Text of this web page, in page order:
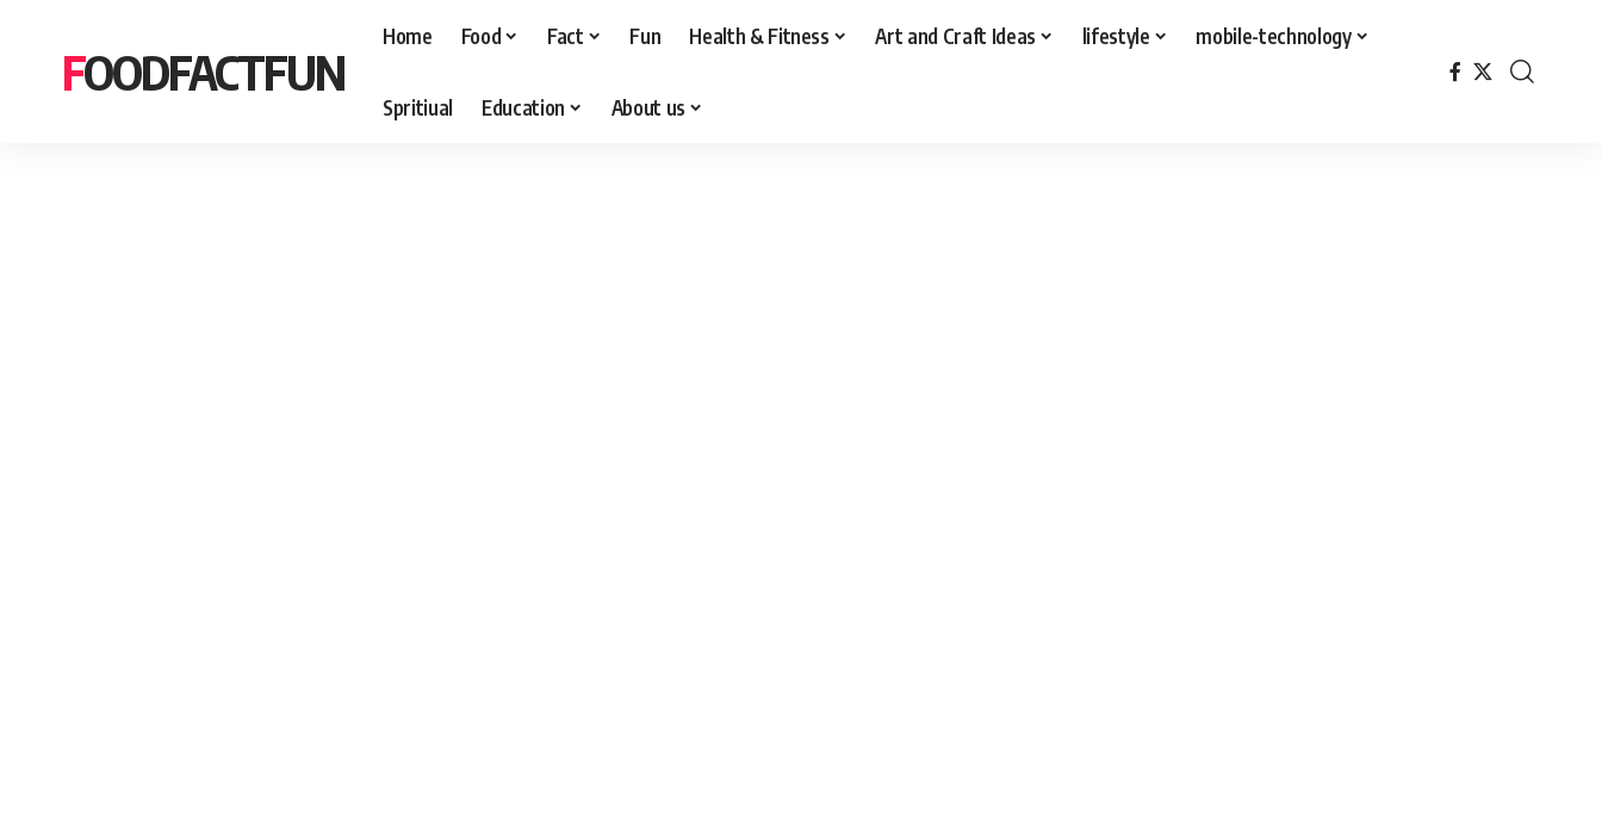
FOODFACTFUN
Home Food Fact Fun Health & Fitness Art and Craft Ideas lifestyle mobile-technology
Spritiual Education About us